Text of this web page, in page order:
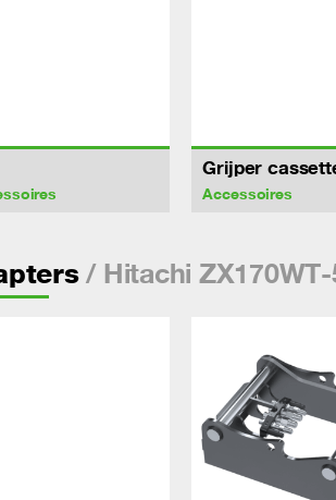
Grijper
Accessoires
/ Hitachi